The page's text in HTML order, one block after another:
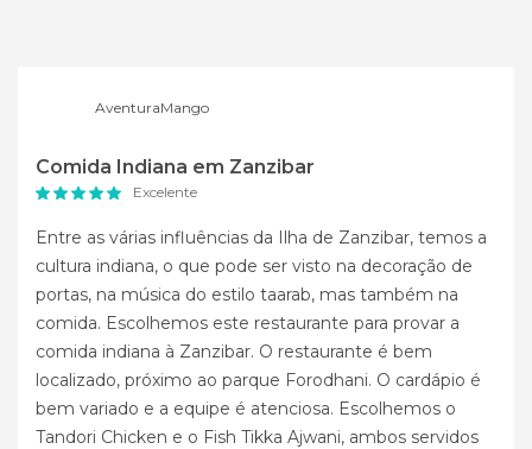
AventuraMango
Comida Indiana em Zanzibar
Excelente
Entre as várias influências da Ilha de Zanzibar, temos a
cultura indiana, o que pode ser visto na decoração de
portas, na música do estilo taarab, mas também na
comida. Escolhemos este restaurante para provar a
comida indiana à Zanzibar. O restaurante é bem
localizado, próximo ao parque Forodhani. O cardápio é
bem variado e a equipe é atenciosa. Escolhemos o
Tandori Chicken e o Fish Tikka Ajwani, ambos servidos